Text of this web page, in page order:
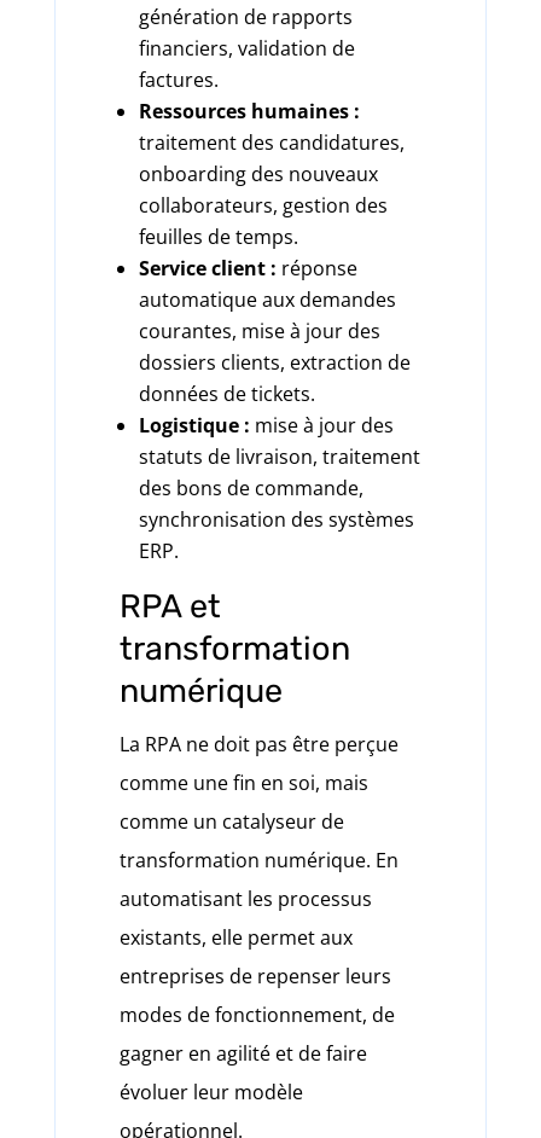
génération de rapports
financiers, validation de
factures.
Ressources humaines :
traitement des candidatures,
onboarding des nouveaux
collaborateurs, gestion des
feuilles de temps.
Service client : réponse
automatique aux demandes
courantes, mise à jour des
dossiers clients, extraction de
données de tickets.
Logistique : mise à jour des
statuts de livraison, traitement
des bons de commande,
synchronisation des systèmes
ERP.
RPA et
transformation
numérique
La RPA ne doit pas être perçue
comme une fin en soi, mais
comme un catalyseur de
transformation numérique. En
automatisant les processus
existants, elle permet aux
entreprises de repenser leurs
modes de fonctionnement, de
gagner en agilité et de faire
évoluer leur modèle
opérationnel.